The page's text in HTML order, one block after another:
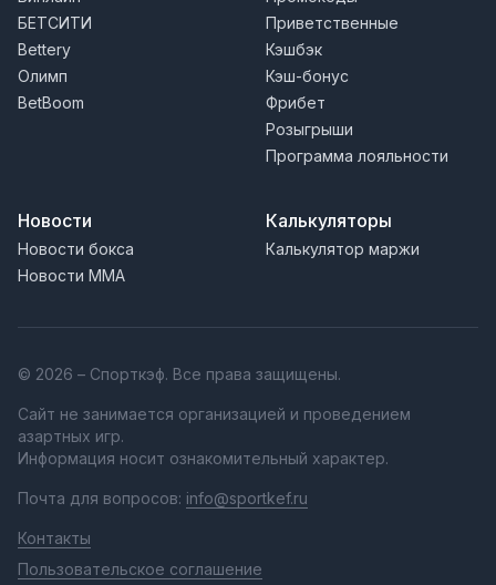
БЕТСИТИ
Bettery
Олимп
BetBoom
Приветственные
Кэшбэк
Кэш-бонус
Фрибет
Розыгрыши
Программа лояльности
Новости
Новости бокса
Новости MMA
Калькуляторы
Калькулятор маржи
© 2026 – Спорткэф. Все права защищены.
Сайт не занимается организацией и проведением
азартных игр.
Информация носит ознакомительный характер.
Почта для вопросов: info@sportkef.ru
Контакты
Пользовательское соглашение